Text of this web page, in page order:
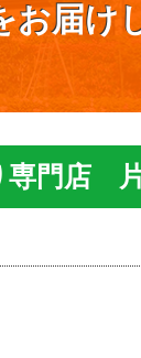
お届け
専門店